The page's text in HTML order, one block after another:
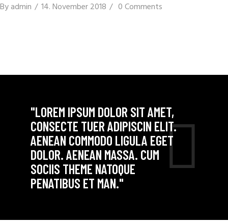
Byadmin 14. November 2018 0 Comments
"LOREM IPSUM DOLOR SIT AMET,
CONSECTE TUER ADIPISCIN ELIT.
AENEAN COMMODO LIGULA EGET
DOLOR. AENEAN MASSA. CUM
SOCIIS THEME NATOQUE
PENATIBUS ET MAN."